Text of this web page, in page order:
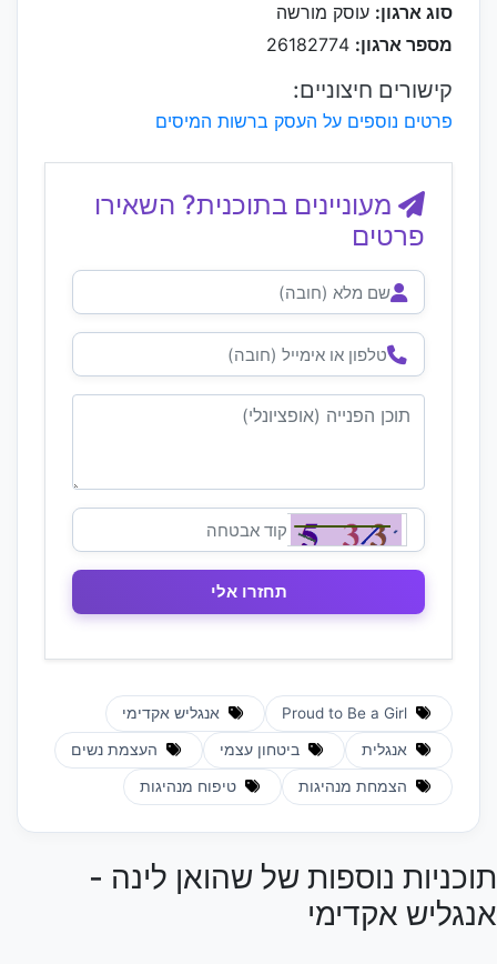
סוג ארגון: עוסק מורשה
מספר ארגון:
קישורים חיצוניים:
פרטים נוספים על העסק ברשות המיסים
מעוניינים בתוכנית? השאירו
פרטים
אנגליש אקדימי
אנגלית ביטחון עצמי העצמת נשים
הצמחת מנהיגות טיפוח מנהיגות
תוכניות נוספות של שהואן לינה -
אנגליש אקדימי